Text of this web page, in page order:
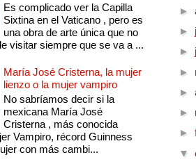
Es complicado ver la Capilla
Sixtina en el Vaticano , pero es
una obra de arte única que no
visitar siempre que se va a ...
María José Cristerna, la mujer
lienzo o la mujer vampiro
No sabríamos decir si la
mexicana María José
Cristerna , más conocida
Vampiro, récord Guinness
con más cambi...
►
►
►
►
►
►
►
▼